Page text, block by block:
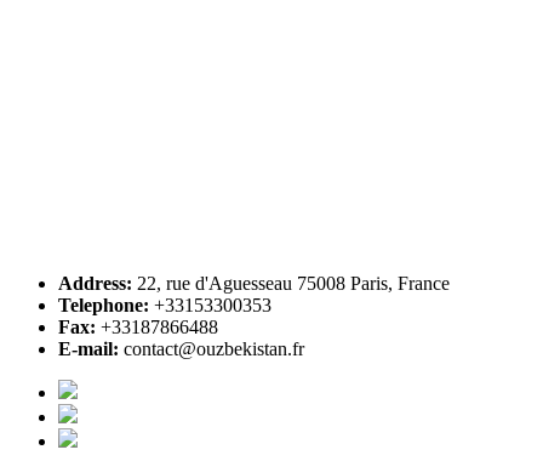
Address: 22, rue d'Aguesseau 75008 Paris, France
Telephone: +33153300353
Fax: +33187866488
E-mail: contact@ouzbekistan.fr